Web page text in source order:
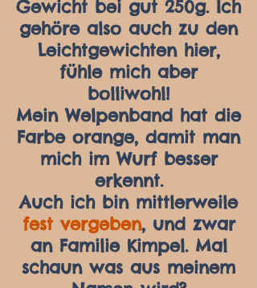
Gewicht bei gut 250g. Ich
gehöre also auch zu den
Leichtgewichten hier,
fühle mich aber
bolliwohl!
Mein Welpenband hat die
Farbe orange, damit man
mich im Wurf besser
erkennt.
Auch ich bin mittlerweile
fest vergeben, und zwar
an Familie Kimpel. Mal
schaun was aus meinem